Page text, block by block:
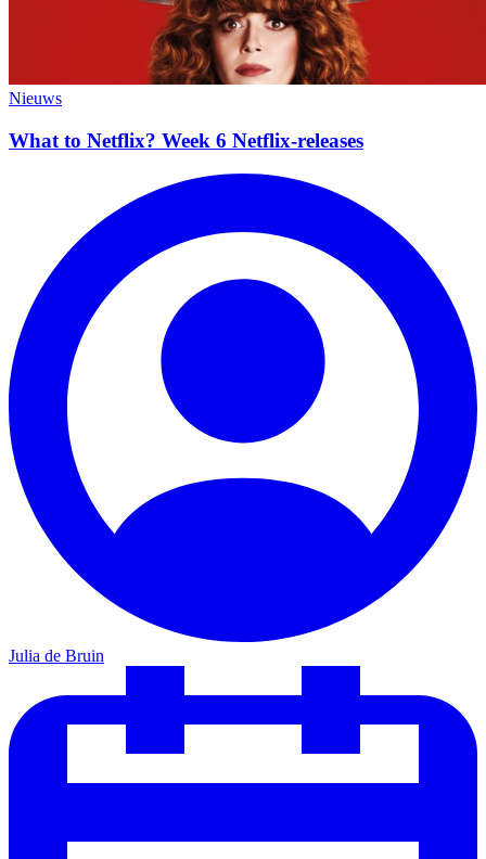
Nieuws
What to Netflix? Week 6 Netflix-releases
Julia de Bruin